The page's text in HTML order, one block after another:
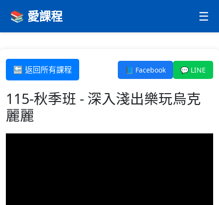
📚 愛課程 ☰
🔙 返回所有課程 📘 Facebook 💬 LINE
115-秋季班 - 深入淺出樂玩烏克
麗麗